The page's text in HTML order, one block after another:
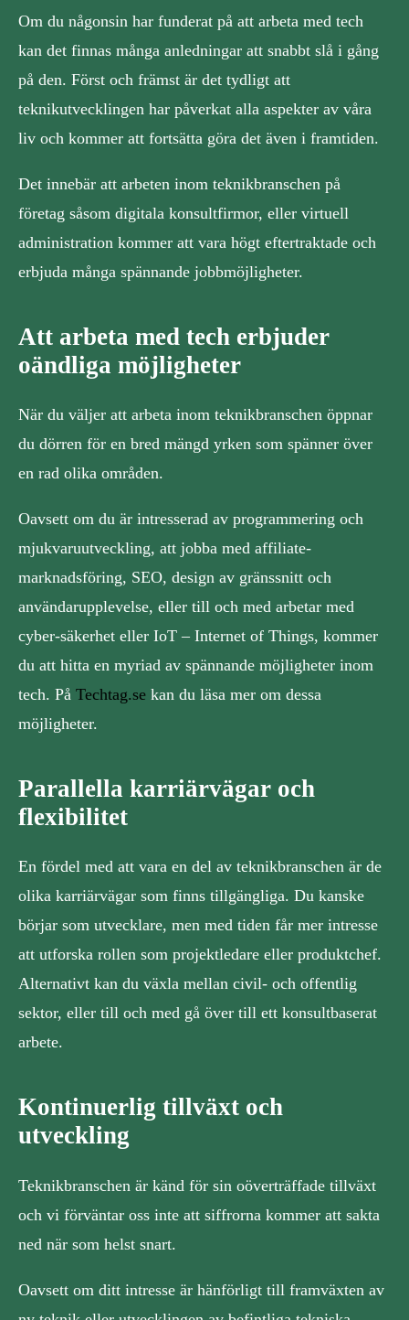
Om du någonsin har funderat på att arbeta med tech
kan det finnas många anledningar att snabbt slå i gång
på den. Först och främst är det tydligt att
teknikutvecklingen har påverkat alla aspekter av våra
liv och kommer att fortsätta göra det även i framtiden.
Det innebär att arbeten inom teknikbranschen på
företag såsom digitala konsultfirmor, eller virtuell
administration kommer att vara högt eftertraktade och
erbjuda många spännande jobbmöjligheter.
Att arbeta med tech erbjuder
oändliga möjligheter
När du väljer att arbeta inom teknikbranschen öppnar
du dörren för en bred mängd yrken som spänner över
en rad olika områden.
Oavsett om du är intresserad av programmering och
mjukvaruutveckling, att jobba med affiliate-
marknadsföring, SEO, design av gränssnitt och
användarupplevelse, eller till och med arbetar med
cyber-säkerhet eller IoT – Internet of Things, kommer
du att hitta en myriad av spännande möjligheter inom
tech. På Techtag.se kan du läsa mer om dessa
möjligheter.
Parallella karriärvägar och
flexibilitet
En fördel med att vara en del av teknikbranschen är de
olika karriärvägar som finns tillgängliga. Du kanske
börjar som utvecklare, men med tiden får mer intresse
att utforska rollen som projektledare eller produktchef.
Alternativt kan du växla mellan civil- och offentlig
sektor, eller till och med gå över till ett konsultbaserat
arbete.
Kontinuerlig tillväxt och
utveckling
Teknikbranschen är känd för sin oöverträffade tillväxt
och vi förväntar oss inte att siffrorna kommer att sakta
ned när som helst snart.
Oavsett om ditt intresse är hänförligt till framväxten av